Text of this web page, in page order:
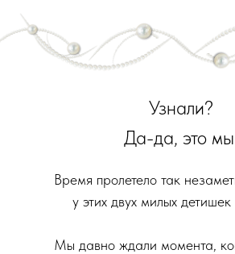
Время пролетело так
у этих двух милых
Мы давно ждали момента,
Узнали?
Да-да, это